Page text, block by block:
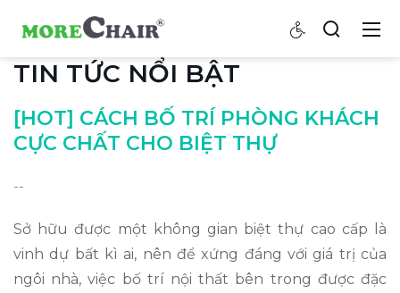
TIN TỨC NỔI BẬT
[HOT] CÁCH BỐ TRÍ PHÒNG KHÁCH
CỰC CHẤT CHO BIỆT THỰ
--
Sở hữu được một không gian biệt thự cao cấp là
vinh dự bất kì ai, nên để xứng đáng với giá trị của
ngôi nhà, việc bố trí nội thất bên trong được đặc